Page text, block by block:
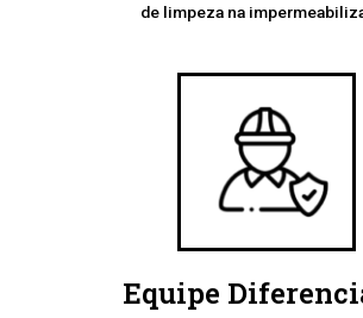
de limpeza na
Equipe